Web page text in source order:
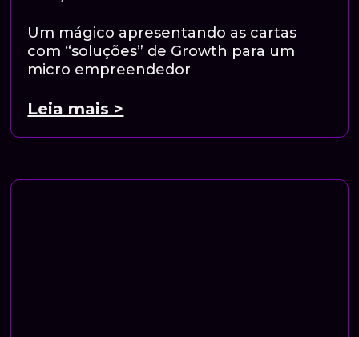
Um mágico apresentando as cartas
com “soluções” de Growth para um
micro empreendedor
Leia mais >